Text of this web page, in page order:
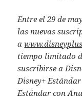
Entre el 29 de
las nuevas
a
tiempo limitado
suscribirse a
Disney+
Estándar con